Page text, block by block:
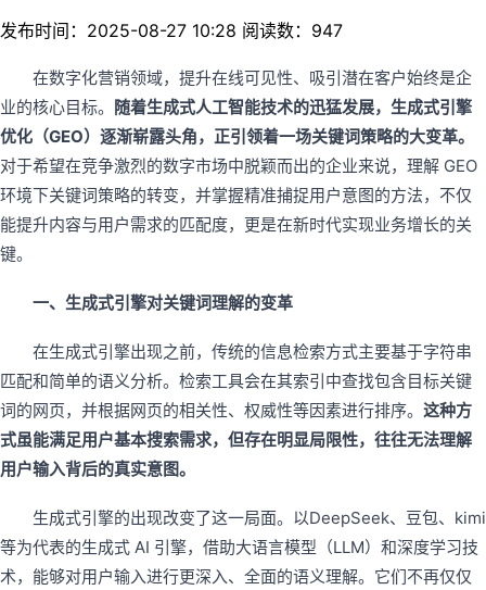
发布时间：2025-08-27 10:28 阅读数：947
在数字化营销领域，提升在线可见性、吸引潜在客户始终是企
业的核心目标。 随着生成式人工智能技术的迅猛发展，生成式引擎
优化（GEO）逐渐崭露头角，正引领着一场关键词策略的大变革。
对于希望在竞争激烈的数字市场中脱颖而出的企业来说，理解 GEO
环境下关键词策略的转变，并掌握精准捕捉用户意图的方法，不仅
能提升内容与用户需求的匹配度，更是在新时代实现业务增长的关
键。
一、生成式引擎对关键词理解的变革
在生成式引擎出现之前，传统的信息检索方式主要基于字符串
匹配和简单的语义分析。检索工具会在其索引中查找包含目标关键
词的网页，并根据网页的相关性、权威性等因素进行排序。 这种方
式虽能满足用户基本搜索需求，但存在明显局限性，往往无法理解
用户输入背后的真实意图。
生成式引擎的出现改变了这一局面。以DeepSeek、豆包、kimi
等为代表的生成式 AI 引擎，借助大语言模型（LLM）和深度学习技
术，能够对用户输入进行更深入、全面的语义理解。它们不再仅仅